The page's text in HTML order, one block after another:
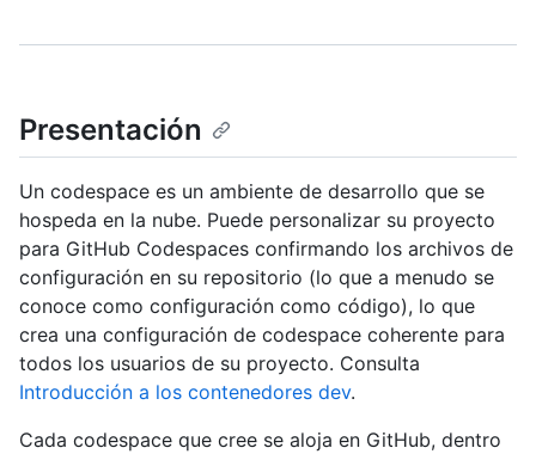
Presentación
Un codespace es un ambiente de desarrollo que se
hospeda en la nube. Puede personalizar su proyecto
para GitHub Codespaces confirmando los archivos de
configuración en su repositorio (lo que a menudo se
conoce como configuración como código), lo que
crea una configuración de codespace coherente para
todos los usuarios de su proyecto. Consulta
Introducción a los contenedores dev.
Cada codespace que cree se aloja en GitHub, dentro